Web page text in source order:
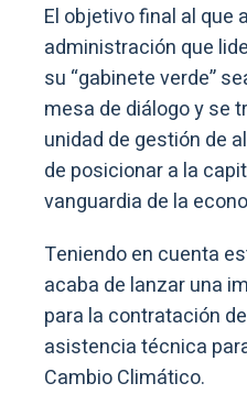
El objetivo final al que
administración que
su “gabinete verde”
mesa de diálogo y se
unidad de gestión de
de posicionar a la
vanguardia de la
Teniendo en cuenta
acaba de lanzar una
para la contratación
asistencia técnica
Cambio Climático.